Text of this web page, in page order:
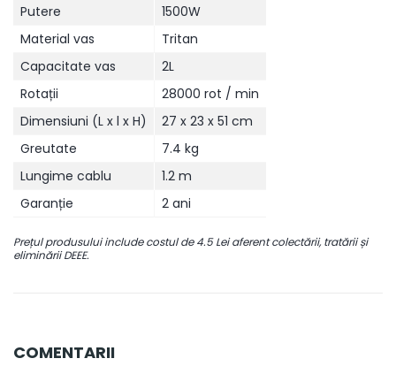
Putere
1500W
Material vas
Tritan
Capacitate vas
2L
Rotații
28000 rot / min
Dimensiuni (L x l x H)
27 x 23 x 51 cm
Greutate
7.4 kg
Lungime cablu
1.2 m
Garanție
2 ani
Prețul produsului include costul de 4.5 Lei aferent colectării, tratării și
eliminării DEEE.
COMENTARII